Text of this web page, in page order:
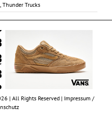
Thunder Trucks
| All Rights Reserved | Impressum /